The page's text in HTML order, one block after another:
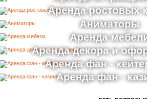
Аренда ростовых
Аниматоры
Аренда
Аренда декора и
Аренда фан -
Аренда фан -